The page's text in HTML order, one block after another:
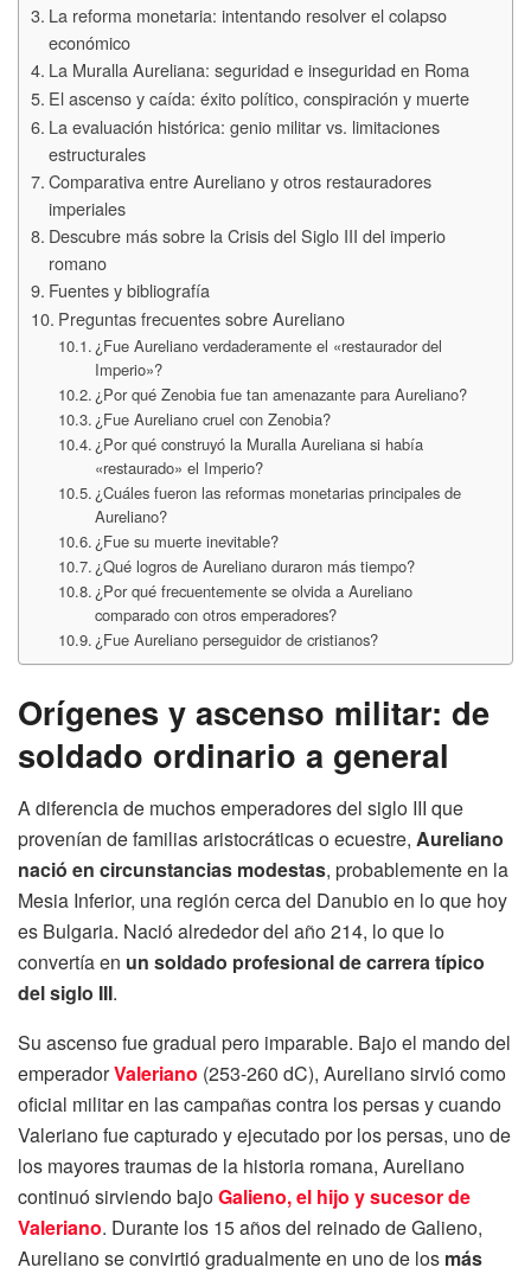
La reforma monetaria: intentando resolver el colapso
económico
La Muralla Aureliana: seguridad e inseguridad en Roma
El ascenso y caída: éxito político, conspiración y muerte
La evaluación histórica: genio militar vs. limitaciones
estructurales
Comparativa entre Aureliano y otros restauradores
imperiales
Descubre más sobre la Crisis del Siglo III del imperio
romano
Fuentes y bibliografía
Preguntas frecuentes sobre Aureliano
¿Fue Aureliano verdaderamente el «restaurador del
Imperio»?
¿Por qué Zenobia fue tan amenazante para Aureliano?
¿Fue Aureliano cruel con Zenobia?
¿Por qué construyó la Muralla Aureliana si había
«restaurado» el Imperio?
¿Cuáles fueron las reformas monetarias principales de
Aureliano?
¿Fue su muerte inevitable?
¿Qué logros de Aureliano duraron más tiempo?
¿Por qué frecuentemente se olvida a Aureliano
comparado con otros emperadores?
¿Fue Aureliano perseguidor de cristianos?
Orígenes y ascenso militar: de
soldado ordinario a general
A diferencia de muchos emperadores del siglo III que
provenían de familias aristocráticas o ecuestre, Aureliano
nació en circunstancias modestas, probablemente en la
Mesia Inferior, una región cerca del Danubio en lo que hoy
es Bulgaria. Nació alrededor del año 214, lo que lo
convertía en un soldado profesional de carrera típico
del siglo III.
Su ascenso fue gradual pero imparable. Bajo el mando del
emperadorValeriano (253-260 dC), Aureliano sirvió como
oficial militar en las campañas contra los persas y cuando
Valeriano fue capturado y ejecutado por los persas, uno de
los mayores traumas de la historia romana, Aureliano
continuó sirviendo bajoGalieno, el hijo y sucesor de
Valeriano. Durante los 15 años del reinado de Galieno,
Aureliano se convirtió gradualmente en uno de los más